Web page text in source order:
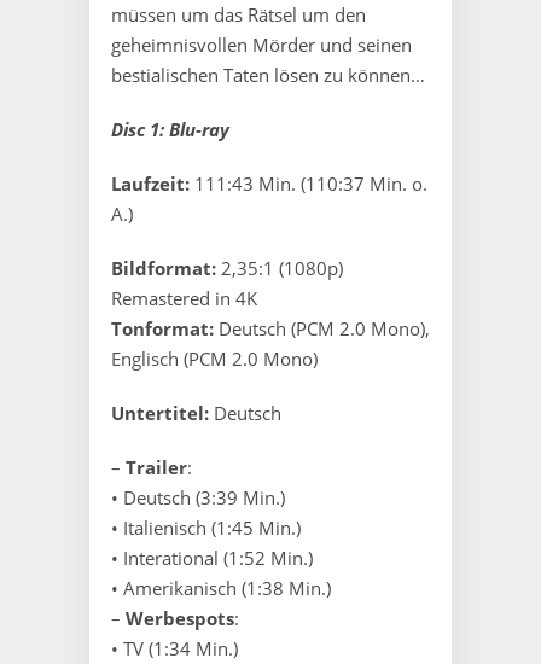
müssen um das Rätsel um den
geheimnisvollen Mörder und seinen
bestialischen Taten lösen zu können…
Disc 1: Blu-ray
Laufzeit: 111:43 Min. (110:37 Min. o.
A.)
Bildformat: 2,35:1 (1080p)
Remastered in 4K
Tonformat: Deutsch (PCM 2.0 Mono),
Englisch (PCM 2.0 Mono)
Untertitel: Deutsch
– Trailer:
• Deutsch (3:39 Min.)
• Italienisch (1:45 Min.)
• Interational (1:52 Min.)
• Amerikanisch (1:38 Min.)
– Werbespots:
• TV (1:34 Min.)